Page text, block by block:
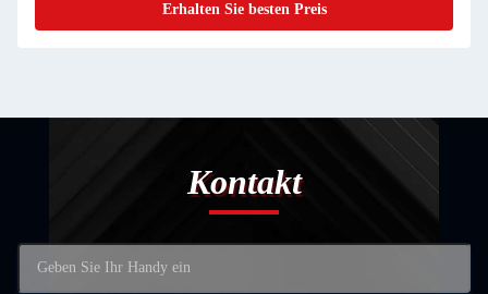
Erhalten Sie besten Preis
Kontakt